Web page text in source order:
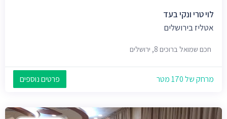
לוי טרי ונקי בעד
אטליז בירושלים
חכם שמואל ברוכים 8, ירושלים
מרחק של 170 מטר פרטים נוספים